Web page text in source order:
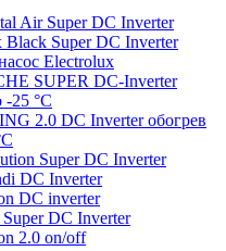
Air Super DC Inverter
Black Super DC Inverter
Electrolux
SUPER DC-Inverter
-25 °С
2.0 DC Inverter обогрев
Super DC Inverter
DC Inverter
DC inverter
DC Inverter
2.0 on/off